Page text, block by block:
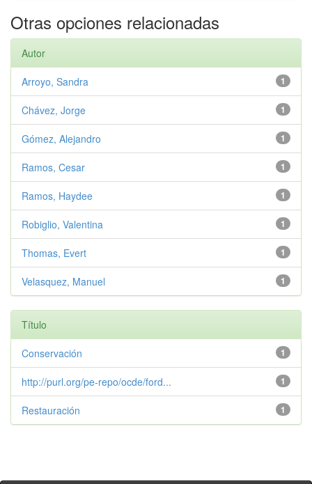
Otras opciones relacionadas
Autor
1
Arroyo, Sandra
1
Chávez, Jorge
1
Gómez, Alejandro
1
Ramos, Cesar
1
Ramos, Haydee
1
Robiglio, Valentina
1
Thomas, Evert
1
Velasquez, Manuel
Título
1
Conservación
1
http://purl.org/pe-repo/ocde/ford...
1
Restauración